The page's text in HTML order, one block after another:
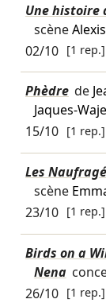
Une histoire
scène
02/10 [1 rep.]
Phèdre de
Jaques-
15/10 [1 rep.]
Les
scène
23/10 [1 rep.]
Birds on a
Nena
26/10 [1 rep.]